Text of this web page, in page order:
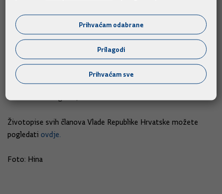
Anton Kliman, ministar turizma
Nada Šikić, ministrica rada i mirovinskoga sustava
Dario Nakić, ministar zdravlja
Predrag Šustar, ministar znanosti, obrazovanja i sporta
Zlatko Hasanbegović, ministar kulture
Životopise svih članova Vlade Republike Hrvatske možete
pogledati ovdje.
Foto: Hina
Prihvaćam odabrane
Prilagodi
Prihvaćam sve